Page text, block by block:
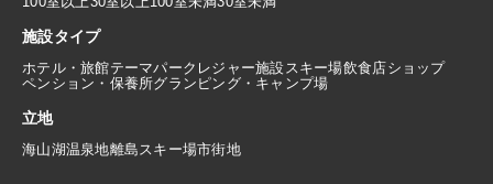
施設タイプ
ホテル・旅館テーマパーク レジャー施設 スキー場飲食店ショップ
ペンション・保養所グランピング・キャンプ場
立地
海山湖温泉地離島 スキー場市街地